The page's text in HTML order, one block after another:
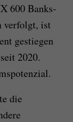
600 Banks-
verfolgt, ist
gestiegen
2020.
die